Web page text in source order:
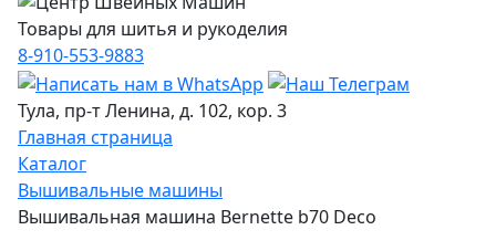
Товары для шитья и рукоделия
8-910-553-9883
Тула, пр-т Ленина, д. 102, кор. 3
Главная страница
Каталог
Вышивальные машины
Вышивальная машина Bernette b70 Deco